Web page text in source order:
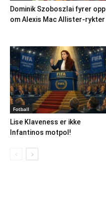
Dominik Szoboszlai fyrer opp
om Alexis Mac Allister-rykter
Fotball
Lise Klaveness er ikke
Infantinos motpol!